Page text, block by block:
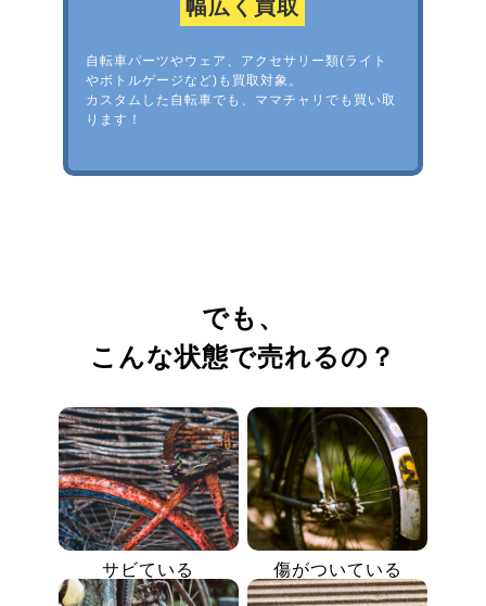
幅広く買取
自転車パーツやウェア、アクセサリー類(ライト
やボトルゲージなど)も買取対象。
カスタムした自転車でも、ママチャリでも買い取
ります！
でも、
こんな状態で売れるの？
サビている 傷がついている